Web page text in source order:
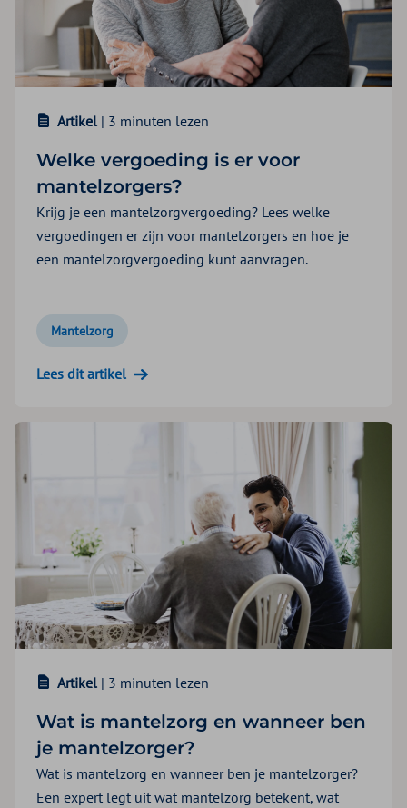
Artikel | 3 minuten lezen
Welke vergoeding is er voor
mantelzorgers?
Krijg je een mantelzorgvergoeding? Lees welke
vergoedingen er zijn voor mantelzorgers en hoe je
een mantelzorgvergoeding kunt aanvragen.
Mantelzorg
Lees dit artikel
Artikel | 3 minuten lezen
Wat is mantelzorg en wanneer ben
je mantelzorger?
Wat is mantelzorg en wanneer ben je mantelzorger?
Een expert legt uit wat mantelzorg betekent, wat